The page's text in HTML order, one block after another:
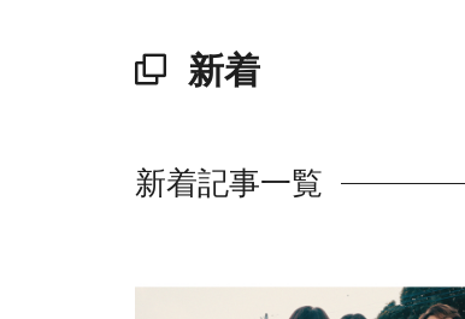
新着
新着記事一覧